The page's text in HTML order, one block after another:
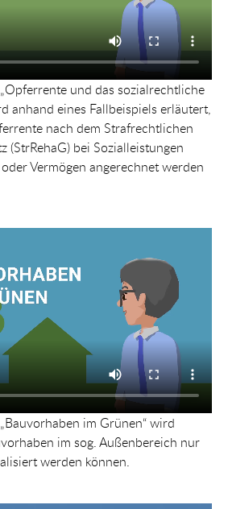
und das sozialrechtliche
anhand eines Fallbeispiels erläutert,
nach dem Strafrechtlichen
(StrRehaG) bei Sozialleistungen
Vermögen angerechnet werden
im Grünen“ wird
im sog. Außenbereich nur
werden können.